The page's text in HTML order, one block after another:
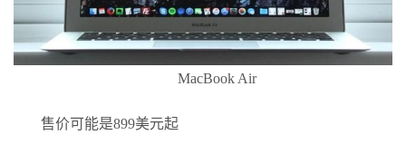
MacBook Air
售价可能是899美元起